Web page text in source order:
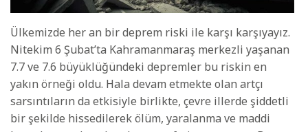
Ülkemizde her an bir deprem riski ile karşı karşıyayız.
Nitekim 6 Şubat’ta Kahramanmaraş merkezli yaşanan
7.7 ve 7.6 büyüklüğündeki depremler bu riskin en
yakın örneği oldu. Hala devam etmekte olan artçı
sarsıntıların da etkisiyle birlikte, çevre illerde şiddetli
bir şekilde hissedilerek ölüm, yaralanma ve maddi